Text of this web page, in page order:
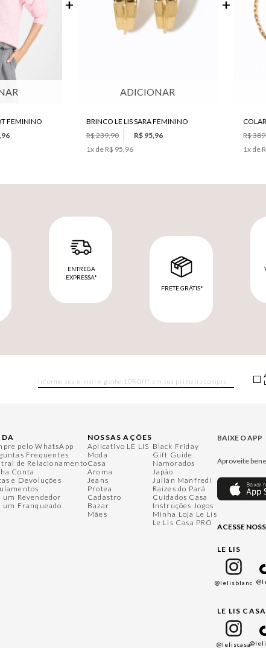
FEMININO
ADICIONAR
BRINCO LE LIS SARA FEMININO
R$ 239,90
R$ 95,96
1x de R$ 95,96
R$
1x de
ENTREGA
EXPRESSA*
FRETE GRÁTIS*
pelo WhatsApp
Frequentes
de Relacionamento
Conta
e Devoluções
um Revendedor
um Franqueado
NOSSAS AÇÕES
Aplicativo LE LIS
Moda
Casa
Aroma
Jeans
Protea
Cadastro
Bazar
Mães
Black Friday
Gift Guide
Namorados
Japão
Julián Manfredi
Raízes do Pará
Cuidados Casa
Instruções Jogos
Minha Loja Le Lis
Le Lis Casa PRO
BAIXE O APP
Aproveite
ACESSE
LE LIS
@lelisblanc
LE LIS CASA
@leliscasa